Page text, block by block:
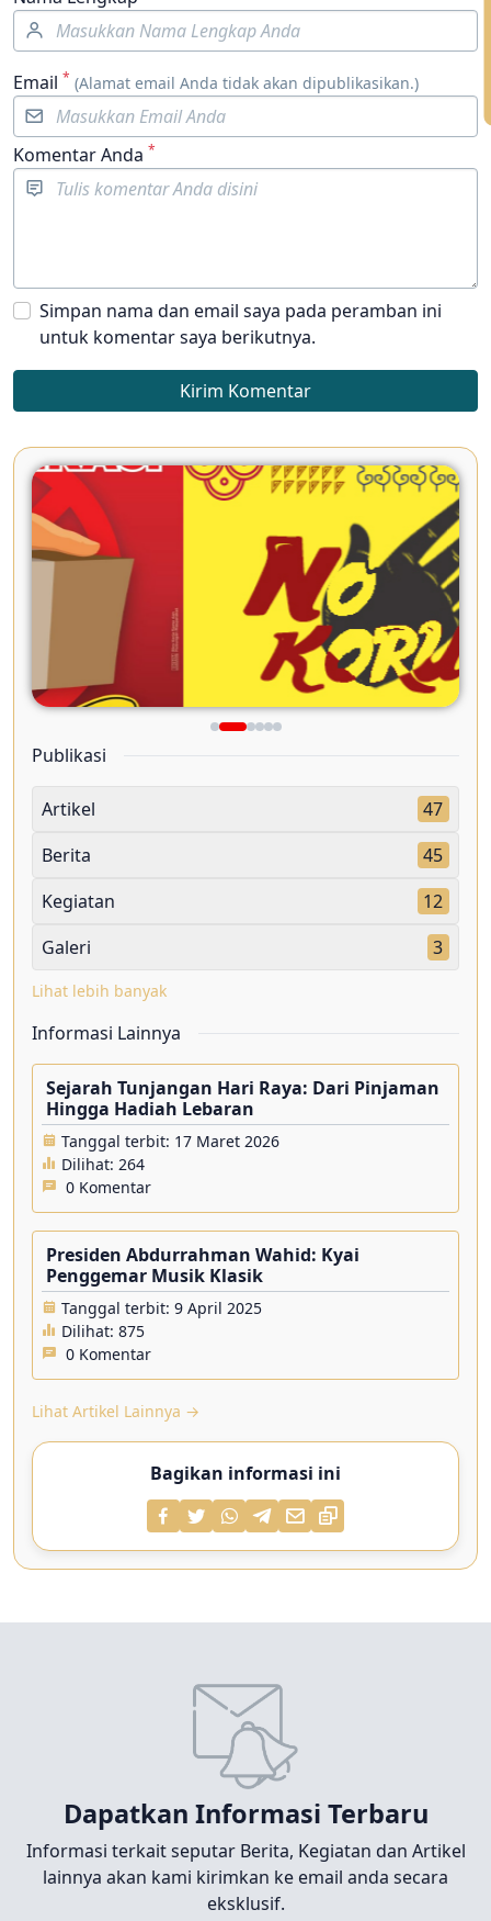
Email * (Alamat email Anda tidak akan dipublikasikan.)
Komentar Anda *
Simpan nama dan email saya pada peramban ini
untuk komentar saya berikutnya.
Kirim Komentar
Publikasi
Artikel
47
Berita
45
Kegiatan
12
Galeri
3
Lihat lebih banyak
Informasi Lainnya
Sejarah Tunjangan Hari Raya: Dari Pinjaman
Hingga Hadiah Lebaran
Tanggal terbit: 17 Maret 2026
Dilihat: 264
0 Komentar
Presiden Abdurrahman Wahid: Kyai
Penggemar Musik Klasik
Tanggal terbit: 9 April 2025
Dilihat: 875
0 Komentar
Lihat Artikel Lainnya →
Bagikan informasi ini
Dapatkan Informasi Terbaru
Informasi terkait seputar Berita, Kegiatan dan Artikel
lainnya akan kami kirimkan ke email anda secara
eksklusif.